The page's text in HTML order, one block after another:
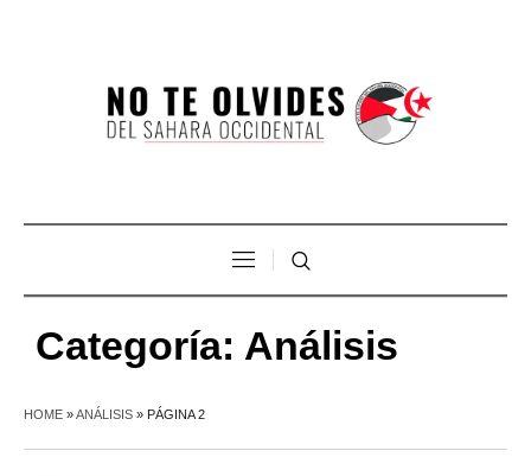
Categoría: Análisis
HOME »ANÁLISIS » PÁGINA 2